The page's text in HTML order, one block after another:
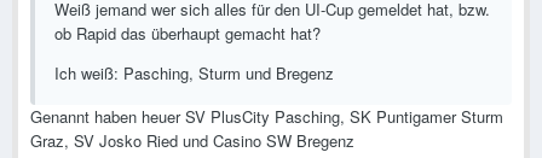
Weiß jemand wer sich alles für den UI-Cup gemeldet hat, bzw.
ob Rapid das überhaupt gemacht hat?
Ich weiß: Pasching, Sturm und Bregenz
Genannt haben heuer SV PlusCity Pasching, SK Puntigamer Sturm
Graz, SV Josko Ried und Casino SW Bregenz